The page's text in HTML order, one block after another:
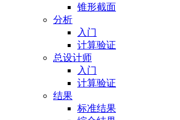
锥形截面
分析
入门
计算验证
总设计师
入门
计算验证
结果
标准结果